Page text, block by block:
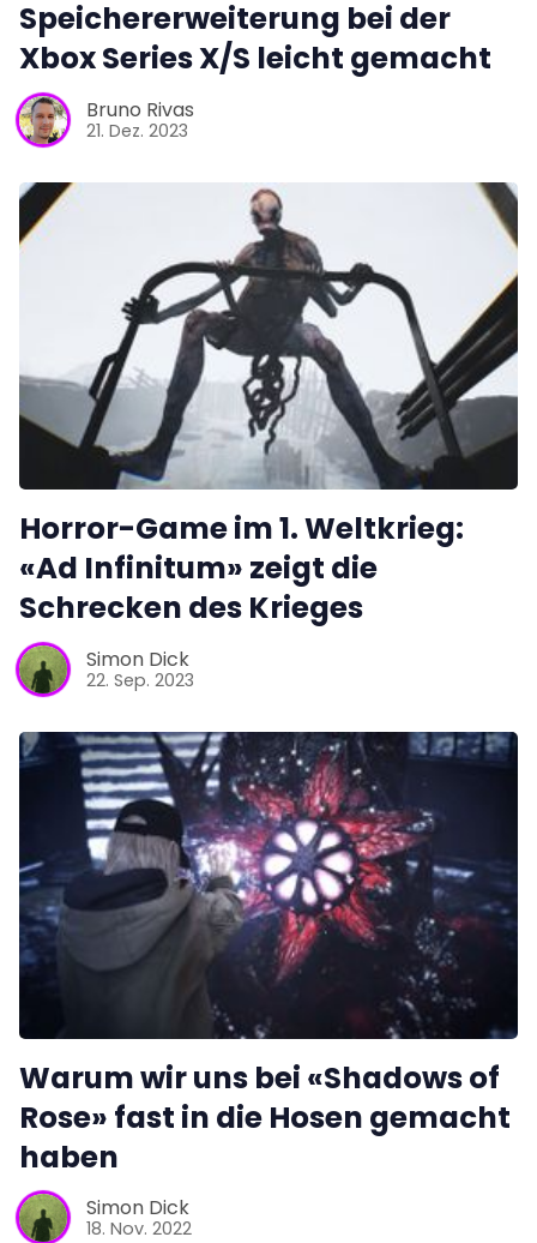
Speichererweiterung bei der
Xbox Series X/S leicht gemacht
Bruno Rivas
21. Dez. 2023
Horror-Game im 1. Weltkrieg:
«Ad Infinitum» zeigt die
Schrecken des Krieges
Simon Dick
22. Sep. 2023
Warum wir uns bei «Shadows of
Rose» fast in die Hosen gemacht
haben
Simon Dick
18. Nov. 2022